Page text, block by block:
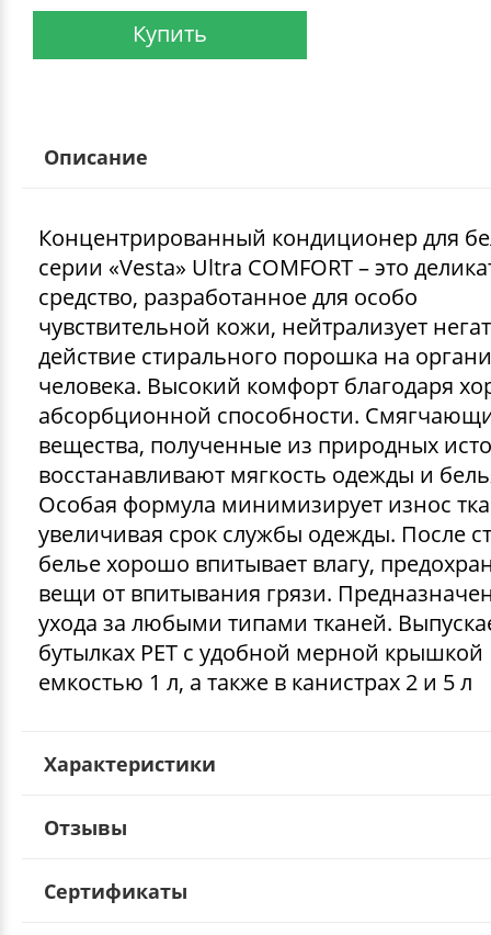
Купить
Описание
Концентрированный кондиционер для
серии «Vesta» Ultra COMFORT – это
средство, разработанное для особо
чувствительной кожи, нейтрализует
действие стирального порошка на
человека. Высокий комфорт благодаря
абсорбционной способности.
вещества, полученные из природных
восстанавливают мягкость одежды и
Особая формула минимизирует износ
увеличивая срок службы одежды. После
белье хорошо впитывает влагу,
вещи от впитывания грязи.
ухода за любыми типами тканей.
бутылках РЕТ с удобной мерной крышкой
емкостью 1 л, а также в канистрах 2 и 5 л
Характеристики
Отзывы
Сертификаты